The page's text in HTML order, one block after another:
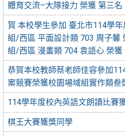
體育交流–大隊接力 榮獲 第三名
賀 本校學生參加 臺北市114學
組/西區 平面設計類 703 周子馨
組/西區 漫畫類 704 袁語心 榮獲
恭賀本校教師蔡老師佳容參加
案競賽榮獲校園場域組實作類叁
114學年度校內英語文朗讀比賽
棋王大賽獲獎同學